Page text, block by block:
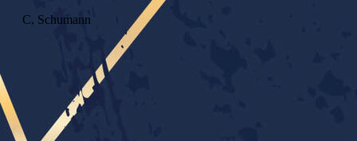
C. Schumann